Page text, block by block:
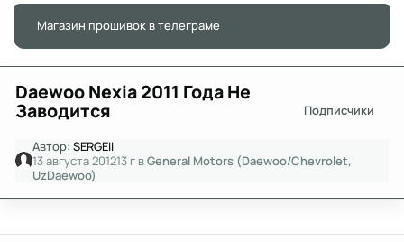
Магазин прошивок в телеграме
Daewoo Nexia 2011 Года Не
Заводится Подписчики
Автор:SERGEII
13 августа 201213 г вGeneral Motors (Daewoo/Chevrolet,
UzDaewoo)